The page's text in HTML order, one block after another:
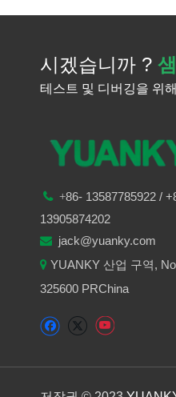
시겠습니까 ?
테스트 및 디버깅을 위
 +86- 13587785922 /
13905874202
 jack@yuanky.com
 YUANKY 산업 구역,
325600 PRChina